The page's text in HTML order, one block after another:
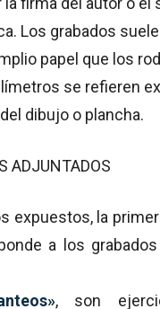
Los grabados
papel que los
se refieren
dibujo o plancha.
ADJUNTADOS
expuestos, la
a los
, son